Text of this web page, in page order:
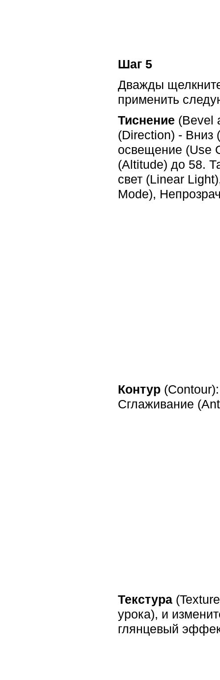
Шаг 5
Дважды щелкните
применить
Тиснение (Bevel
(Direction) - Вниз
освещение (Use
(Altitude) до 58.
свет (Linear
Mode),
Контур
Сглаживание
Текстура
урока), и
глянцевый